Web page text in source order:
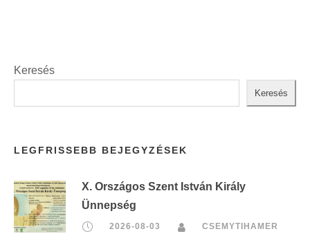
Keresés
Keresés
LEGFRISSEBB BEJEGYZÉSEK
X. Országos Szent István Király
Ünnepség
2026-08-03 CSEMYTIHAMER